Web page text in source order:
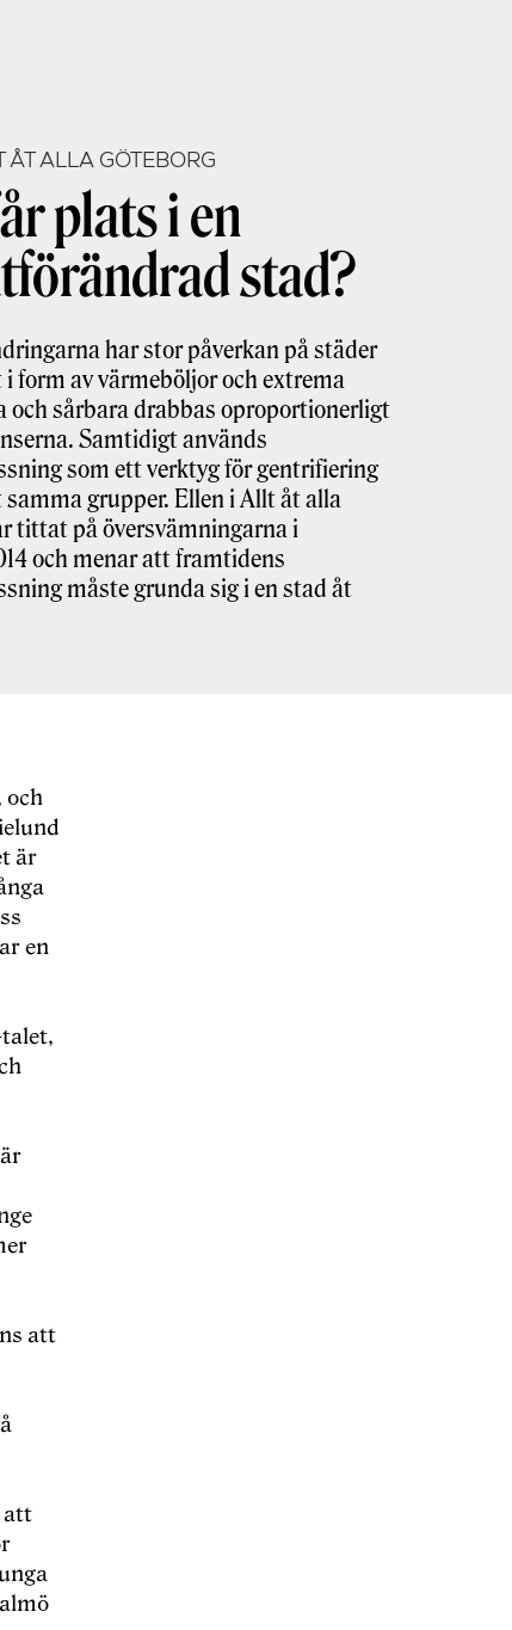
ÅT ALLA GÖTEBORG
plats i en
stad?
har stor påverkan på städer
form av värmeböljor och extrema
och sårbara drabbas oproportionerligt
Samtidigt används
som ett verktyg för gentrifiering
grupper. Ellen i Allt åt alla
tittat på översvämningarna i
och menar att framtidens
måste grunda sig i en stad åt
och
är
en
att
att